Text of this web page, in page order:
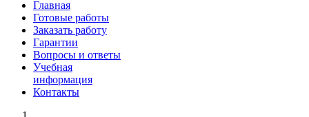
Главная
Готовые работы
Заказать работу
Гарантии
Вопросы и ответы
Учебная
информация
Контакты